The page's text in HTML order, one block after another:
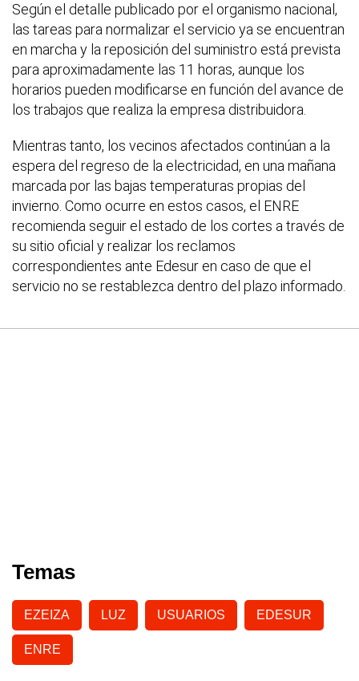
Según el detalle publicado por el organismo nacional,
las tareas para normalizar el servicio ya se encuentran
en marcha y la reposición del suministro está prevista
para aproximadamente las 11 horas, aunque los
horarios pueden modificarse en función del avance de
los trabajos que realiza la empresa distribuidora.
Mientras tanto, los vecinos afectados continúan a la
espera del regreso de la electricidad, en una mañana
marcada por las bajas temperaturas propias del
invierno. Como ocurre en estos casos, el ENRE
recomienda seguir el estado de los cortes a través de
su sitio oficial y realizar los reclamos
correspondientes ante Edesur en caso de que el
servicio no se restablezca dentro del plazo informado.
Temas
EZEIZA LUZ USUARIOS EDESUR
ENRE